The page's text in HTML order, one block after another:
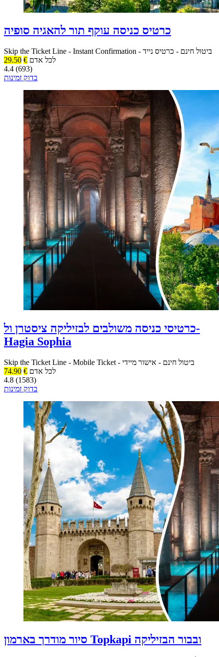
כרטיס כניסה עוקף תור להאגיה סופיה
Skip the Ticket Line - Instant Confirmation - ביטול חינם - כרטיס נייד
לכל אדם €
29.50
4.4 (693)
בדוק זמינות
כרטיסי כניסה משולבים לבזיליקה ציסטרן ול-
Hagia Sophia
Skip the Ticket Line - Mobile Ticket - ביטול חינם - אישור מיידי
לכל אדם €
74.90
4.8 (1583)
בדוק זמינות
סיור מודרך בארמון Topkapi ובבור הבזיליקה